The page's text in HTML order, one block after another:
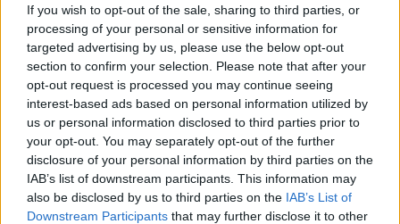
If you wish to opt-out of the sale, sharing to third parties, or
processing of your personal or sensitive information for
targeted advertising by us, please use the below opt-out
section to confirm your selection. Please note that after your
opt-out request is processed you may continue seeing
interest-based ads based on personal information utilized by
us or personal information disclosed to third parties prior to
your opt-out. You may separately opt-out of the further
disclosure of your personal information by third parties on the
IAB’s list of downstream participants. This information may
also be disclosed by us to third parties on the IAB’s List of
Downstream Participants that may further disclose it to other
Gaetano Arena, Margherita Garavaglia e dalle
Officine Musicali Paolo Perduca. Sarà un
punto di ritrovo all’insegna del divertimento e
della danza in attesa dei “Mitici Ciclostorici”,
per poi seguirli in parata fino a Piazza
Malaspina, dove la festa raggiungerà il suo
culmine.
Informazioni e Iscrizioni